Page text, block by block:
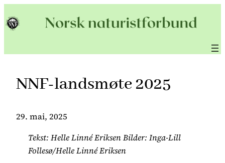
til
NNF-landsmøte 2025
29. mai, 2025
Tekst: Helle Linné Eriksen Bilder: Inga-Lill
Follesø/Helle Linné Eriksen